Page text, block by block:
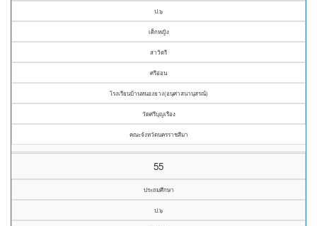
ป.๖
เด็กหญิง
สาวิตรี
ศรีอ่อน
โรงเรียนบ้านหนองยาง(อนุศาสนานุสรณ์)
วัดศรีบุญเรือง
คณะจังหวัดนครราชสีมา
55
ประถมศึกษา
ป.๖